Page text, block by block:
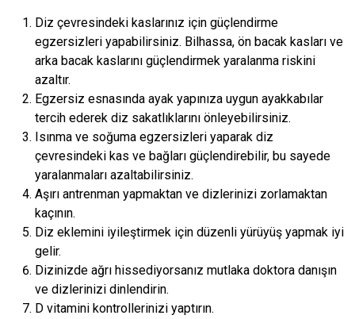
Diz çevresindeki kaslarınız için güçlendirme
egzersizleri yapabilirsiniz. Bilhassa, ön bacak kasları ve
arka bacak kaslarını güçlendirmek yaralanma riskini
azaltır.
Egzersiz esnasında ayak yapınıza uygun ayakkabılar
tercih ederek diz sakatlıklarını önleyebilirsiniz.
Isınma ve soğuma egzersizleri yaparak diz
çevresindeki kas ve bağları güçlendirebilir, bu sayede
yaralanmaları azaltabilirsiniz.
Aşırı antrenman yapmaktan ve dizlerinizi zorlamaktan
kaçının.
Diz eklemini iyileştirmek için düzenli yürüyüş yapmak iyi
gelir.
Dizinizde ağrı hissediyorsanız mutlaka doktora danışın
ve dizlerinizi dinlendirin.
D vitamini kontrollerinizi yaptırın.